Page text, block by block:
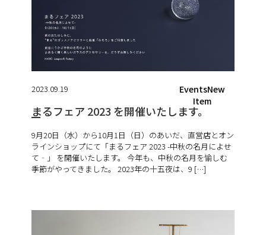
EventsNew
Item
2023.09.19
まるフェア 2023 を開催いたします。
9月20日（水）から10月1日（日）のあいだ、直営店とオン
ラインショップにて「まるフェア 2023 -中秋の名月によせ
て‐」 を開催いたします。 今年も、中秋の名月を愉しむ
季節がやってきました。 2023年の十五夜は、9 […]